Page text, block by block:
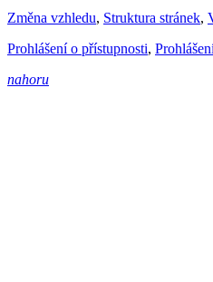
Změna vzhledu, Struktura stránek,
Prohlášení o přístupnosti,
nahoru